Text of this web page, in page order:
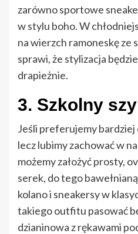
zarówno sportowe
w stylu boho. W
na wierzch ramoneskę ze
sprawi, że stylizacja
drapieżnie.
3. Szkolny
Jeśli preferujemy
lecz lubimy zachować w
możemy założyć prosty,
serek, do tego
kolano i sneakersy w
takiego outfitu pasować
dzianinowa z rękawami